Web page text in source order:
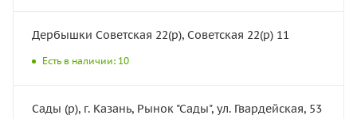
Дербышки Советская 22(р), Советская 22(р) 11
Есть в наличии: 10
Сады (р), г. Казань, Рынок "Сады", ул. Гвардейская, 53